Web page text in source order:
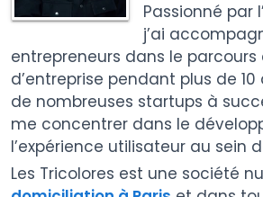
Passionné par
j’ai
entrepreneurs dans le
d’entreprise pendant plus de 10
de nombreuses startups à
me concentrer dans le
l’expérience utilisateur au sein
Les Tricolores est une société